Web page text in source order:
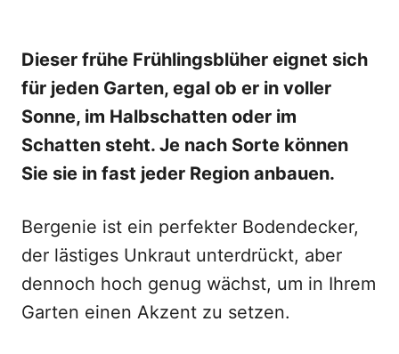
Dieser frühe Frühlingsblüher eignet sich
für jeden Garten, egal ob er in voller
Sonne, im Halbschatten oder im
Schatten steht. Je nach Sorte können
Sie sie in fast jeder Region anbauen.
Bergenie ist ein perfekter Bodendecker,
der lästiges Unkraut unterdrückt, aber
dennoch hoch genug wächst, um in Ihrem
Garten einen Akzent zu setzen.